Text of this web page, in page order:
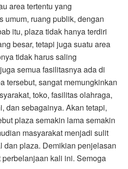
area tertentu yang
umum, ruang publik, dengan
itu, plaza tidak hanya terdiri
besar, tetapi juga suatu area
tidak harus saling
semua fasilitasnya ada di
tersebut, sangat memungkinkan
toko, fasilitas olahraga,
dan sebagainya. Akan tetapi,
plaza semakin lama semakin
masyarakat menjadi sulit
dan plaza. Demikian penjelasan
kali ini. Semoga